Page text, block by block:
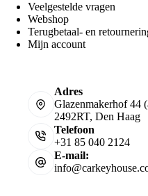
Veelgestelde vragen
Webshop
Terugbetaal- en
Mijn account
Adres
Glazenmakerhof 44
2492RT, Den Haag
Telefoon
+31 85 040 2124
E-mail: